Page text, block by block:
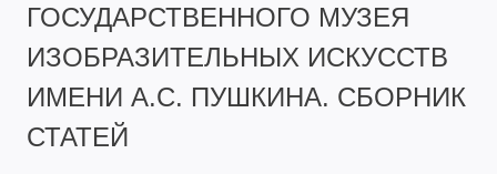
ГОСУДАРСТВЕННОГО МУЗЕЯ
ИЗОБРАЗИТЕЛЬНЫХ ИСКУССТВ
ИМЕНИ А.С. ПУШКИНА. СБОРНИК
СТАТЕЙ